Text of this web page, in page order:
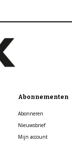
Abonnementen
Abonneren
Nieuwsbrief
Mijn account